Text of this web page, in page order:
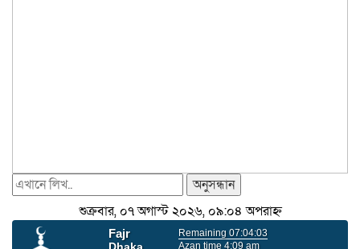
অনুসন্ধান
শুক্রবার, ০৭ অগাস্ট ২০২৬, ০৯:০৪ অপরাহ্ন